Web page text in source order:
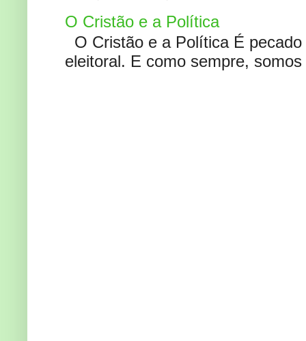
O Cristão e a Política
O Cristão e a Política É
eleitoral. E como sempre,